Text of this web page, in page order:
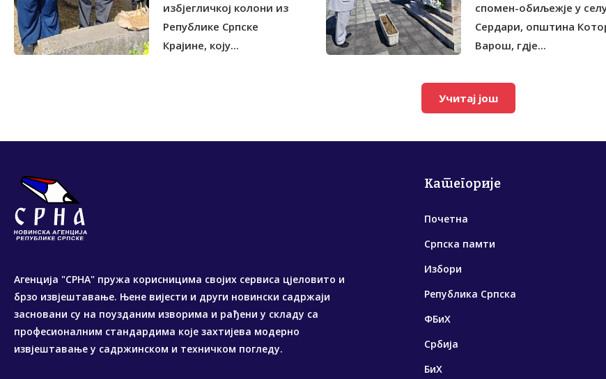
избјегличкој колони из
Републике Српске
Крајине, коју...
спомен-обиљежје у
Сердари, општина
Варош, гдје...
Учитај још
Агенција "СРНА" пружа корисницима својих сервиса цјеловито и
брзо извјештавање. Њене вијести и други новински садржаји
засновани су на поузданим изворима и рађени у складу са
професионалним стандардима које захтијева модерно
извјештавање у садржинском и техничком погледу.
Категорије
Почетна
Српска памти
Избори
Република Српска
ФБиХ
Србија
БиХ